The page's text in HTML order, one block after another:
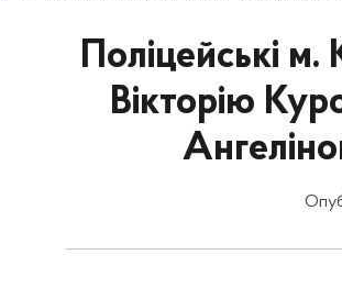
Поліцейські
Вікторію